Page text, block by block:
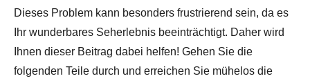
Dieses Problem kann besonders frustrierend sein, da es
Ihr wunderbares Seherlebnis beeinträchtigt. Daher wird
Ihnen dieser Beitrag dabei helfen! Gehen Sie die
folgenden Teile durch und erreichen Sie mühelos die